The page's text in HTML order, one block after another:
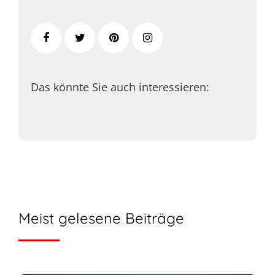
Das könnte Sie auch interessieren:
Meist gelesene Beiträge